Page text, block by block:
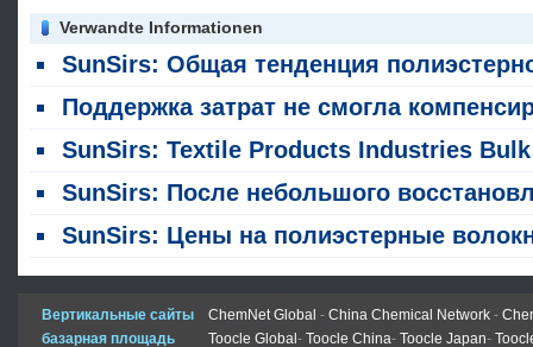
Verwandte Informationen
SunSirs: Общая тенденция полиэстерного волокна колебалась вверх на прошлой
Поддержка затрат не смогла компенсировать слабый спрос во время межсезона, а цены на полиэстерные волокна отступили после резкого роста на этой
SunSirs: Textile Products Industries Bulk Commodity Intelligence (14 июля
SunSirs: После небольшого восстановления на прошлой неделе цены на полиэстерные волокна продолжали слабеть, а ценный центр
SunSirs: Цены на полиэстерные волокна сначала выросли, а затем резко упали в третьей неделе
Вертикальные сайты ChemNet Global - China Chemical Network -
базарная площадь
Toocle Global - Toocle China- Toocle Japan-